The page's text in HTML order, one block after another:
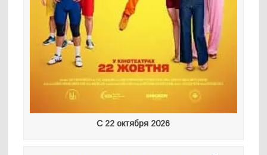
С 22 октября 2026